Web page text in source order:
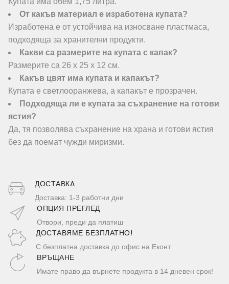
От какъв материал е изработена купата?
Изработена е от устойчива на износване пластмаса,
подходяща за хранителни продукти.
Какви са размерите на купата с капак?
Размерите са 26 х 25 х 12 см.
Какъв цвят има купата и капакът?
Купата е светлооранжева, а капакът е прозрачен.
Подходяща ли е купата за съхранение на готови
ястия?
Да, тя позволява съхранение на храна и готови ястия
без да поемат чужди миризми.
ДОСТАВКA
Доставка: 1-3 работни дни
ОПЦИЯ ПРЕГЛЕД
Отвори, преди да платиш
ДОСТАВЯМЕ БЕЗПЛАТНО!
С безплатна доставка до офис на Еконт
ВРЪЩАНЕ
Имате право да върнете продукта в 14 дневен срок!